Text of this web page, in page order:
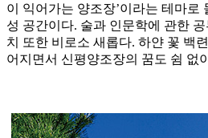
이 익어가는 양조장’이라는 테마로
성 공간이다. 술과 인문학에 관한
치 또한 비로소 새롭다. 하얀 꽃 백
어지면서 신평양조장의 꿈도 쉼 없